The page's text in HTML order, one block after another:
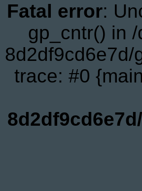
Fatal error:
gp_cntr() in
8d2df9cd6e7d/
trace: #0